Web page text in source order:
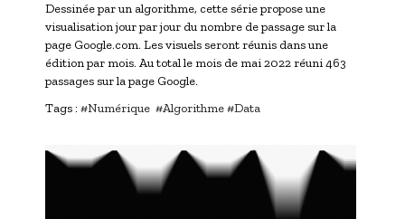
Dessinée par un algorithme, cette série propose une
visualisation jour par jour du nombre de passage sur la
page Google.com. Les visuels seront réunis dans une
édition par mois. Au total le mois de mai 2022 réuni 463
passages sur la page Google.
Tags :#Numérique #Algorithme#Data